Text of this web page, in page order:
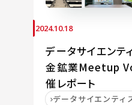
2024.10.18
データサイエンテ
金鉱業Meetup
催レポート
データサイエンティ